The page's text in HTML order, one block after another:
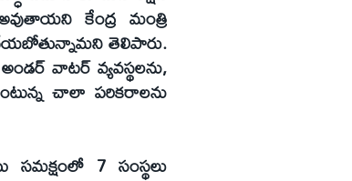
కేంద్ర మంత్రి
తెలిపారు.
వాటర్ వ్యవస్థలను,
చాలా పరికరాలను
7 సంస్థలు